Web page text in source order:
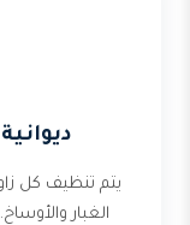
يتم تنظيف كل
الغبار